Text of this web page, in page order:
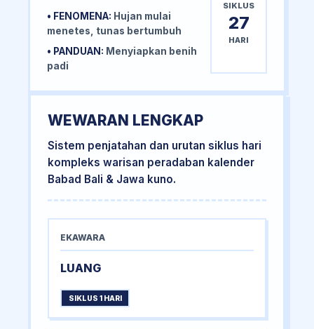
• FENOMENA: Hujan mulai
menetes, tunas bertumbuh
• PANDUAN: Menyiapkan benih
padi
SIKLUS
27
HARI
WEWARAN LENGKAP
Sistem penjatahan dan urutan siklus hari
kompleks warisan peradaban kalender
Babad Bali & Jawa kuno.
EKAWARA
LUANG
SIKLUS 1 HARI